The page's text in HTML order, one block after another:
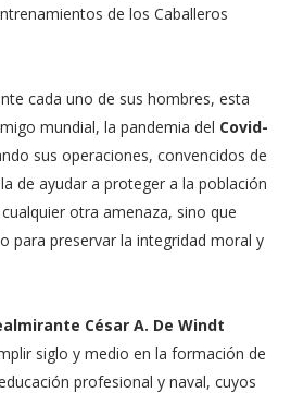
de los Caballeros
cada uno de sus hombres, esta
mundial, la pandemia del Covid-
sus operaciones, convencidos de
de ayudar a proteger a la población
otra amenaza, sino que
para preservar la integridad moral y
César A. De Windt
siglo y medio en la formación de
profesional y naval, cuyos